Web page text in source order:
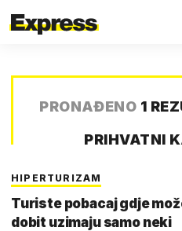
PRONAĐENO 1
PRIHVATNI
HIPERTURIZAM
Turiste pobacaj gdje
dobit uzimaju samo neki